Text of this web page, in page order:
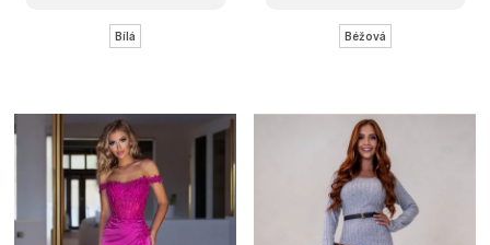
Bílá Béžová